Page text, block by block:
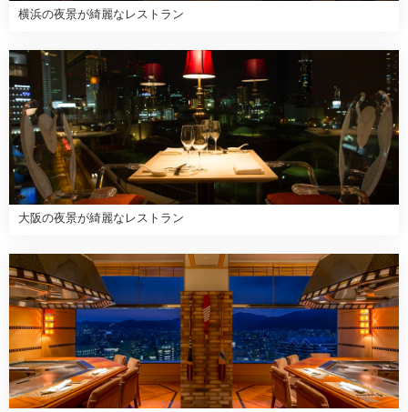
横浜の夜景が綺麗なレストラン
大阪の夜景が綺麗なレストラン